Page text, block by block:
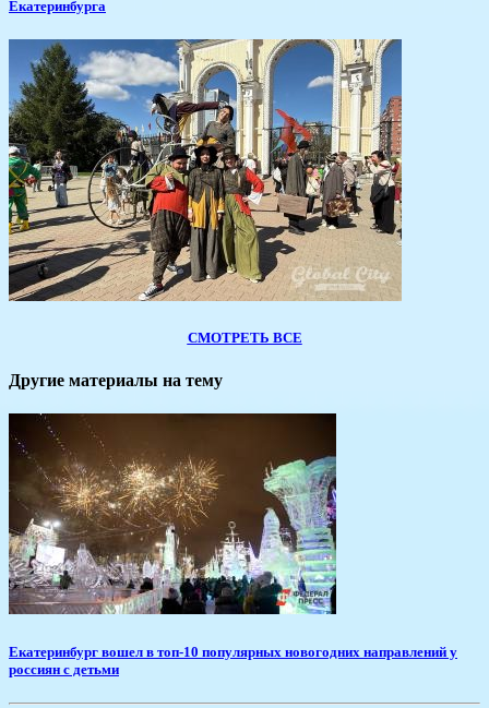
Екатеринбурга
СМОТРЕТЬ ВСЕ
Другие материалы на тему
Екатеринбург вошел в топ-10 популярных новогодних направлений у
россиян с детьми